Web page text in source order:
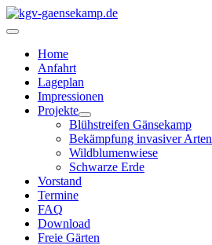
Home
Anfahrt
Lageplan
Impressionen
Projekte
Blühstreifen Gänsekamp
Bekämpfung invasiver Arten
Wildblumenwiese
Schwarze Erde
Vorstand
Termine
FAQ
Download
Freie Gärten